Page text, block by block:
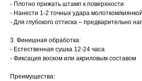
- Плотно прижать штамп к поверхности
- Нанести 1-2 точных удара молотком/киянкой
- Для глубокого оттиска – предварительно
3. Финишная обработка:
- Естественная сушка 12-24 часа
- Фиксация воском или акриловым составом
Преимущества: